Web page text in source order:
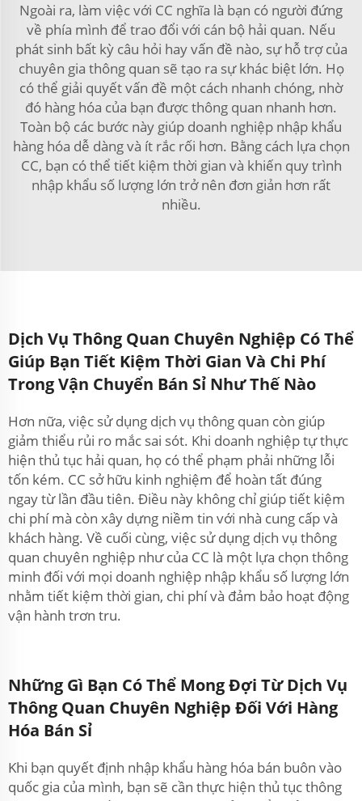
Ngoài ra, làm việc với CC nghĩa là bạn có người đứng
về phía mình để trao đổi với cán bộ hải quan. Nếu
phát sinh bất kỳ câu hỏi hay vấn đề nào, sự hỗ trợ của
chuyên gia thông quan sẽ tạo ra sự khác biệt lớn. Họ
có thể giải quyết vấn đề một cách nhanh chóng, nhờ
đó hàng hóa của bạn được thông quan nhanh hơn.
Toàn bộ các bước này giúp doanh nghiệp nhập khẩu
hàng hóa dễ dàng và ít rắc rối hơn. Bằng cách lựa chọn
CC, bạn có thể tiết kiệm thời gian và khiến quy trình
nhập khẩu số lượng lớn trở nên đơn giản hơn rất
nhiều.
Dịch Vụ Thông Quan Chuyên Nghiệp Có Thể
Giúp Bạn Tiết Kiệm Thời Gian Và Chi Phí
Trong Vận Chuyển Bán Sỉ Như Thế Nào
Hơn nữa, việc sử dụng dịch vụ thông quan còn giúp
giảm thiểu rủi ro mắc sai sót. Khi doanh nghiệp tự thực
hiện thủ tục hải quan, họ có thể phạm phải những lỗi
tốn kém. CC sở hữu kinh nghiệm để hoàn tất đúng
ngay từ lần đầu tiên. Điều này không chỉ giúp tiết kiệm
chi phí mà còn xây dựng niềm tin với nhà cung cấp và
khách hàng. Về cuối cùng, việc sử dụng dịch vụ thông
quan chuyên nghiệp như của CC là một lựa chọn thông
minh đối với mọi doanh nghiệp nhập khẩu số lượng lớn
nhằm tiết kiệm thời gian, chi phí và đảm bảo hoạt động
vận hành trơn tru.
Những Gì Bạn Có Thể Mong Đợi Từ Dịch Vụ
Thông Quan Chuyên Nghiệp Đối Với Hàng
Hóa Bán Sỉ
Khi bạn quyết định nhập khẩu hàng hóa bán buôn vào
quốc gia của mình, bạn sẽ cần thực hiện thủ tục thông